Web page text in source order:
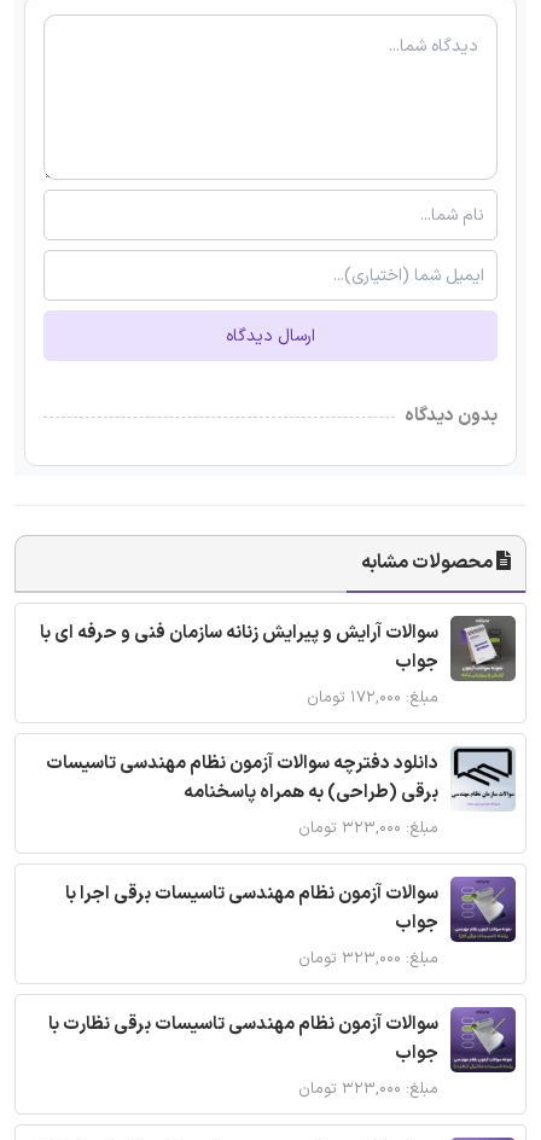
ارسال دیدگاه
بدون دیدگاه
محصولات مشابه
سوالات آرایش و پیرایش زنانه سازمان فنی و حرفه ای با
جواب
مبلغ: ۱۷۲,۰۰۰ تومان
دانلود دفترچه سوالات آزمون نظام مهندسی تاسیسات
برقی (طراحی) به همراه پاسخنامه
مبلغ: ۳۲۳,۰۰۰ تومان
سوالات آزمون نظام مهندسی تاسیسات برقی اجرا با
جواب
مبلغ: ۳۲۳,۰۰۰ تومان
سوالات آزمون نظام مهندسی تاسیسات برقی نظارت با
جواب
مبلغ: ۳۲۳,۰۰۰ تومان